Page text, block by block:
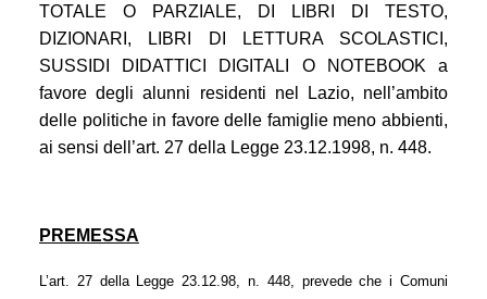
TOTALE O PARZIALE, DI LIBRI DI TESTO,
DIZIONARI, LIBRI DI LETTURA SCOLASTICI,
SUSSIDI DIDATTICI DIGITALI O NOTEBOOK a
favore degli alunni residenti nel Lazio, nell’ambito
delle politiche in favore delle famiglie meno abbienti,
ai sensi dell’art. 27 della Legge 23.12.1998, n. 448.
PREMESSA
L’art. 27 della Legge 23.12.98, n. 448, prevede che i Comuni